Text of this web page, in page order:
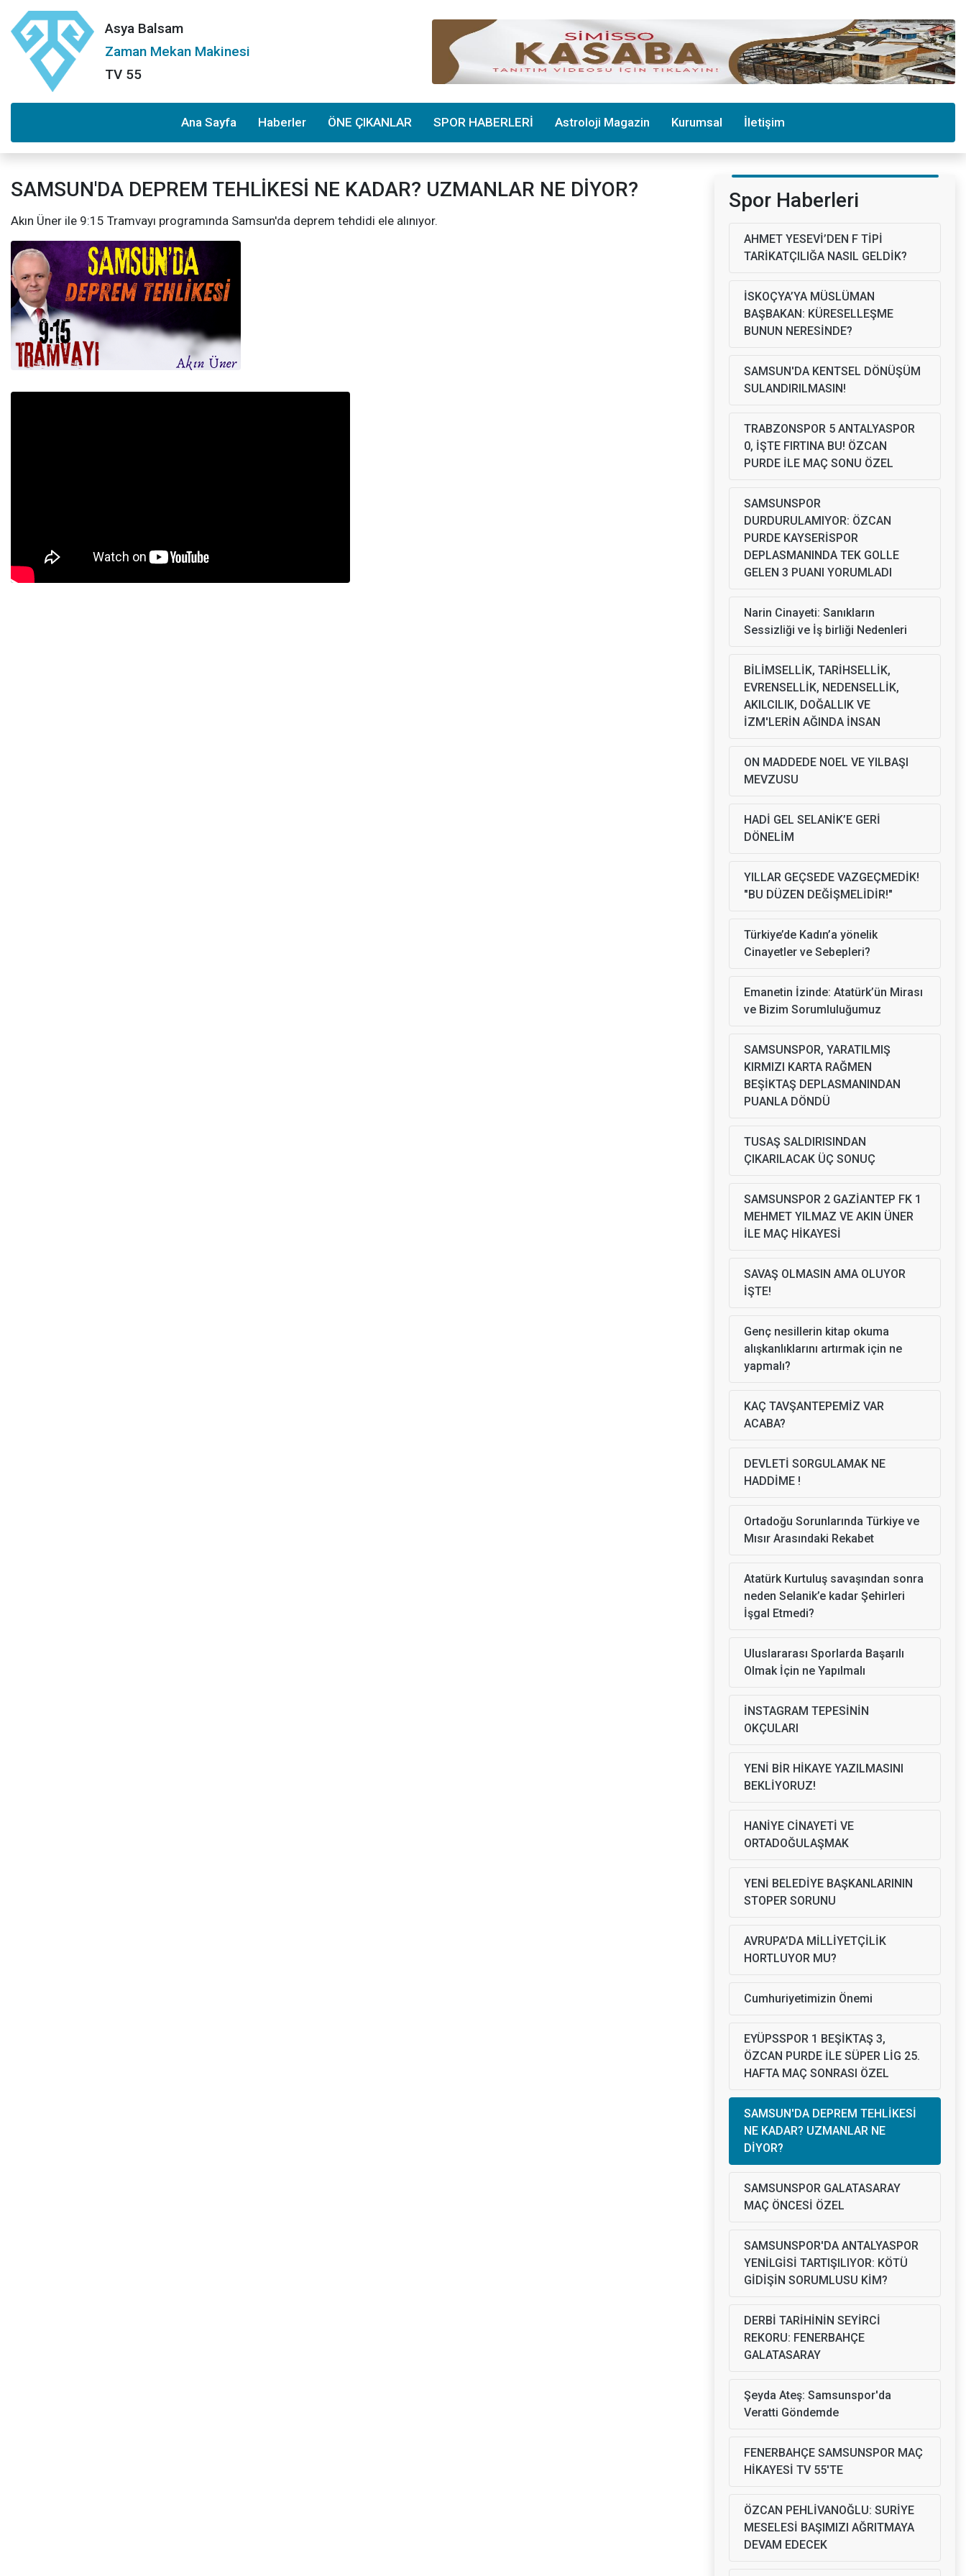
Asya Balsam
Zaman Mekan Makinesi
TV 55
Ana Sayfa Haberler ÖNE ÇIKANLAR SPOR HABERLERİ Astroloji Magazin Kurumsal İletişim
SAMSUN'DA DEPREM TEHLİKESİ NE KADAR? UZMANLAR NE DİYOR?
Akın Üner ile 9:15 Tramvayı programında Samsun'da deprem tehdidi ele alınıyor.
Spor Haberleri
AHMET YESEVİ’DEN F TİPİ
TARİKATÇILIĞA NASIL GELDİK?
İSKOÇYA’YA MÜSLÜMAN
BAŞBAKAN: KÜRESELLEŞME
BUNUN NERESİNDE?
SAMSUN'DA KENTSEL DÖNÜŞÜM
SULANDIRILMASIN!
TRABZONSPOR 5 ANTALYASPOR
0, İŞTE FIRTINA BU! ÖZCAN
PURDE İLE MAÇ SONU ÖZEL
SAMSUNSPOR
DURDURULAMIYOR: ÖZCAN
PURDE KAYSERİSPOR
DEPLASMANINDA TEK GOLLE
GELEN 3 PUANI YORUMLADI
Narin Cinayeti: Sanıkların
Sessizliği ve İş birliği Nedenleri
BİLİMSELLİK, TARİHSELLİK,
EVRENSELLİK, NEDENSELLİK,
AKILCILIK, DOĞALLIK VE
İZM'LERİN AĞINDA İNSAN
ON MADDEDE NOEL VE YILBAŞI
MEVZUSU
HADİ GEL SELANİK’E GERİ
DÖNELİM
YILLAR GEÇSEDE VAZGEÇMEDİK!
"BU DÜZEN DEĞİŞMELİDİR!"
Türkiye’de Kadın’a yönelik
Cinayetler ve Sebepleri?
Emanetin İzinde: Atatürk’ün Mirası
ve Bizim Sorumluluğumuz
SAMSUNSPOR, YARATILMIŞ
KIRMIZI KARTA RAĞMEN
BEŞİKTAŞ DEPLASMANINDAN
PUANLA DÖNDÜ
TUSAŞ SALDIRISINDAN
ÇIKARILACAK ÜÇ SONUÇ
SAMSUNSPOR 2 GAZİANTEP FK 1
MEHMET YILMAZ VE AKIN ÜNER
İLE MAÇ HİKAYESİ
SAVAŞ OLMASIN AMA OLUYOR
İŞTE!
Genç nesillerin kitap okuma
alışkanlıklarını artırmak için ne
yapmalı?
KAÇ TAVŞANTEPEMİZ VAR
ACABA?
DEVLETİ SORGULAMAK NE
HADDİME !
Ortadoğu Sorunlarında Türkiye ve
Mısır Arasındaki Rekabet
Atatürk Kurtuluş savaşından sonra
neden Selanik’e kadar Şehirleri
İşgal Etmedi?
Uluslararası Sporlarda Başarılı
Olmak İçin ne Yapılmalı
İNSTAGRAM TEPESİNİN
OKÇULARI
YENİ BİR HİKAYE YAZILMASINI
BEKLİYORUZ!
HANİYE CİNAYETİ VE
ORTADOĞULAŞMAK
YENİ BELEDİYE BAŞKANLARININ
STOPER SORUNU
AVRUPA’DA MİLLİYETÇİLİK
HORTLUYOR MU?
Cumhuriyetimizin Önemi
EYÜPSSPOR 1 BEŞİKTAŞ 3,
ÖZCAN PURDE İLE SÜPER LİG 25.
HAFTA MAÇ SONRASI ÖZEL
SAMSUN'DA DEPREM TEHLİKESİ
NE KADAR? UZMANLAR NE
DİYOR?
SAMSUNSPOR GALATASARAY
MAÇ ÖNCESİ ÖZEL
SAMSUNSPOR'DA ANTALYASPOR
YENİLGİSİ TARTIŞILIYOR: KÖTÜ
GİDİŞİN SORUMLUSU KİM?
DERBİ TARİHİNİN SEYİRCİ
REKORU: FENERBAHÇE
GALATASARAY
Şeyda Ateş: Samsunspor'da
Veratti Göndemde
FENERBAHÇE SAMSUNSPOR MAÇ
HİKAYESİ TV 55'TE
ÖZCAN PEHLİVANOĞLU: SURİYE
MESELESİ BAŞIMIZI AĞRITMAYA
DEVAM EDECEK